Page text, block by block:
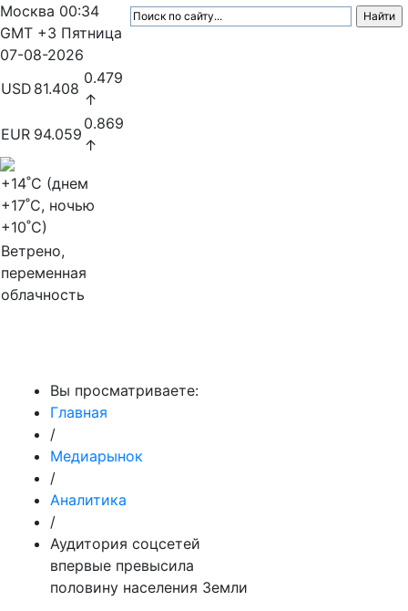
Москва 00:34
GMT +3 Пятница
07-08-2026
USD 81.408
0.479
↑
EUR 94.059
0.869
↑
+14˚C (днем
+17˚C, ночью
+10˚C)
Ветрено,
переменная
облачность
Вы просматриваете:
Главная
/
Медиарынок
/
Аналитика
/
Аудитория соцсетей
впервые превысила
половину населения Земли